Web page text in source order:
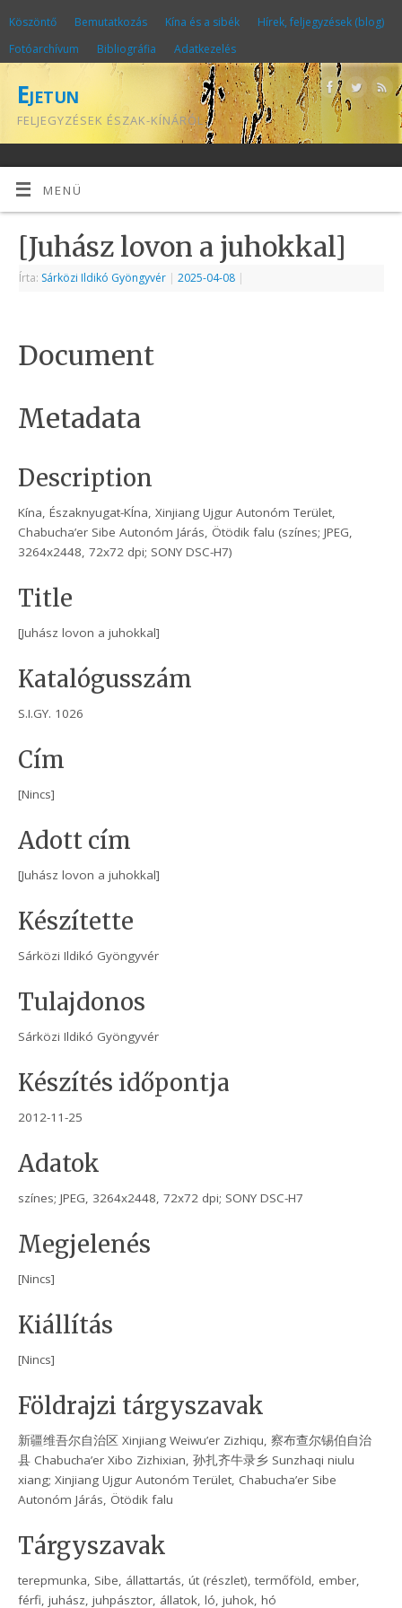
Köszöntő Bemutatkozás Kína és a sibék
Hírek, feljegyzések (blog)
Fotóarchívum
Bibliográfia Adatkezelés
Ejetun
FELJEGYZÉSEK ÉSZAK-KÍNÁRÓL
MENÜ
[Juhász lovon a juhokkal]
Írta: Sárközi Ildikó Gyöngyvér | 2025-04-08 |
Document
Metadata
Description
Kína, Északnyugat-KÍna, Xinjiang Ujgur Autonóm Terület,
Chabucha’er Sibe Autonóm Járás, Ötödik falu (színes; JPEG,
3264x2448, 72x72 dpi; SONY DSC-H7)
Title
[Juhász lovon a juhokkal]
Katalógusszám
S.I.GY. 1026
Cím
[Nincs]
Adott cím
[Juhász lovon a juhokkal]
Készítette
Sárközi Ildikó Gyöngyvér
Tulajdonos
Sárközi Ildikó Gyöngyvér
Készítés időpontja
2012-11-25
Adatok
színes; JPEG, 3264x2448, 72x72 dpi; SONY DSC-H7
Megjelenés
[Nincs]
Kiállítás
[Nincs]
Földrajzi tárgyszavak
新疆维吾尔自治区 Xinjiang Weiwu’er Zizhiqu, 察布查尔锡伯自治
县 Chabucha’er Xibo Zizhixian, 孙扎齐牛录乡 Sunzhaqi niulu
xiang; Xinjiang Ujgur Autonóm Terület, Chabucha’er Sibe
Autonóm Járás, Ötödik falu
Tárgyszavak
terepmunka, Sibe, állattartás, út (részlet), termőföld, ember,
férfi, juhász, juhpásztor, állatok, ló, juhok, hó